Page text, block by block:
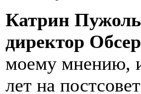
Катрин
директор
моему мнению,
лет на